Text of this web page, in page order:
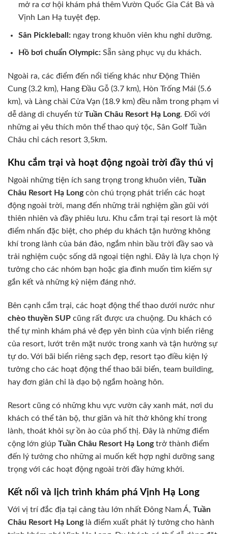
mở ra cơ hội khám phá thêm Vườn Quốc Gia Cát Bà và
Vịnh Lan Hạ tuyệt đẹp.
Sân Pickleball:ngay trong khuôn viên khu nghỉ dưỡng.
Hồ bơi chuẩn Olympic:Sẵn sàng phục vụ du khách.
Ngoài ra, các điểm đến nổi tiếng khác như Động Thiên
Cung (3.2 km), Hang Đầu Gỗ (3.7 km), Hòn Trống Mái (5.6
km), và Làng chài Cửa Vạn (18.9 km) đều nằm trong phạm vi
dễ dàng di chuyển từTuần Châu Resort Hạ Long. Đối với
những ai yêu thích môn thể thao quý tộc, Sân Golf Tuần
Châu chỉ cách resort 3,5km.
Khu cắm trại và hoạt động ngoài trời đầy thú vị
Ngoài những tiện ích sang trọng trong khuôn viên, Tuần
Châu Resort Hạ Longcòn chú trọng phát triển các hoạt
động ngoài trời, mang đến những trải nghiệm gần gũi với
thiên nhiên và đầy phiêu lưu. Khu cắm trại tại resort là một
điểm nhấn đặc biệt, cho phép du khách tận hưởng không
khí trong lành của bán đảo, ngắm nhìn bầu trời đầy sao và
trải nghiệm cuộc sống dã ngoại tiện nghi. Đây là lựa chọn lý
tưởng cho các nhóm bạn hoặc gia đình muốn tìm kiếm sự
gắn kết và những kỷ niệm đáng nhớ.
Bên cạnh cắm trại, các hoạt động thể thao dưới nước như
chèo thuyền SUP cũng rất được ưa chuộng. Du khách có
thể tự mình khám phá vẻ đẹp yên bình của vịnh biển riêng
của resort, lướt trên mặt nước trong xanh và tận hưởng sự
tự do. Với bãi biển riêng sạch đẹp, resort tạo điều kiện lý
tưởng cho các hoạt động thể thao bãi biển, team building,
hay đơn giản chỉ là dạo bộ ngắm hoàng hôn.
Resort cũng có những khu vực vườn cây xanh mát, nơi du
khách có thể tản bộ, thư giãn và hít thở không khí trong
lành, thoát khỏi sự ồn ào của phố thị. Đây là những điểm
cộng lớn giúp Tuần Châu Resort Hạ Longtrở thành điểm
đến lý tưởng cho những ai muốn kết hợp nghỉ dưỡng sang
trọng với các hoạt động ngoài trời đầy hứng khởi.
Kết nối và lịch trình khám phá Vịnh Hạ Long
Với vị trí đắc địa tại cảng tàu lớn nhất Đông Nam Á, Tuần
Châu Resort Hạ Longlà điểm xuất phát lý tưởng cho hành